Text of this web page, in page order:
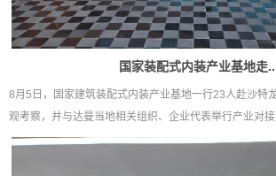
国家装配式内装产业基地走
8月5日，国家建筑装配式内装产业基地一行23人赴沙特
观考察，并与达曼当地相关组织、企业代表举行产业对